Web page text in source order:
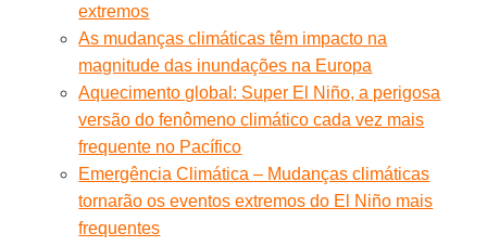
extremos
As mudanças climáticas têm impacto na
magnitude das inundações na Europa
Aquecimento global: Super El Niño, a perigosa
versão do fenômeno climático cada vez mais
frequente no Pacífico
Emergência Climática – Mudanças climáticas
tornarão os eventos extremos do El Niño mais
frequentes